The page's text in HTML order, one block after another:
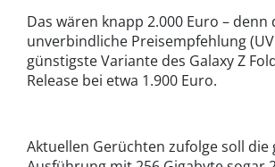
Das wären knapp 2.000 Euro – denn
unverbindliche Preisempfehlung
günstigste Variante des Galaxy Z
Release bei etwa 1.900 Euro.
Aktuellen Gerüchten zufolge soll die